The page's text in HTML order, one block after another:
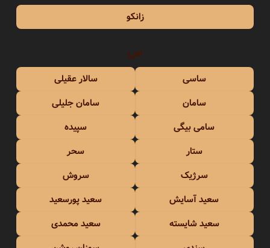
زانکو
س
ساسی
سالار عقیلی
سامان
سامان جلیلی
سامی بیگی
سپیده
ستار
سحر
سرژیک
سروش
سعید آسایش
سعید پورسعید
سعید شایسته
سعید محمدی